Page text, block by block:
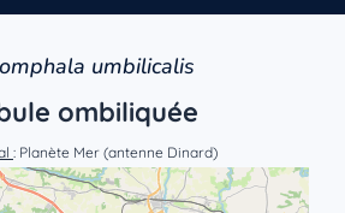
umbilicalis
ombiliquée
: Planète Mer (antenne Dinard)